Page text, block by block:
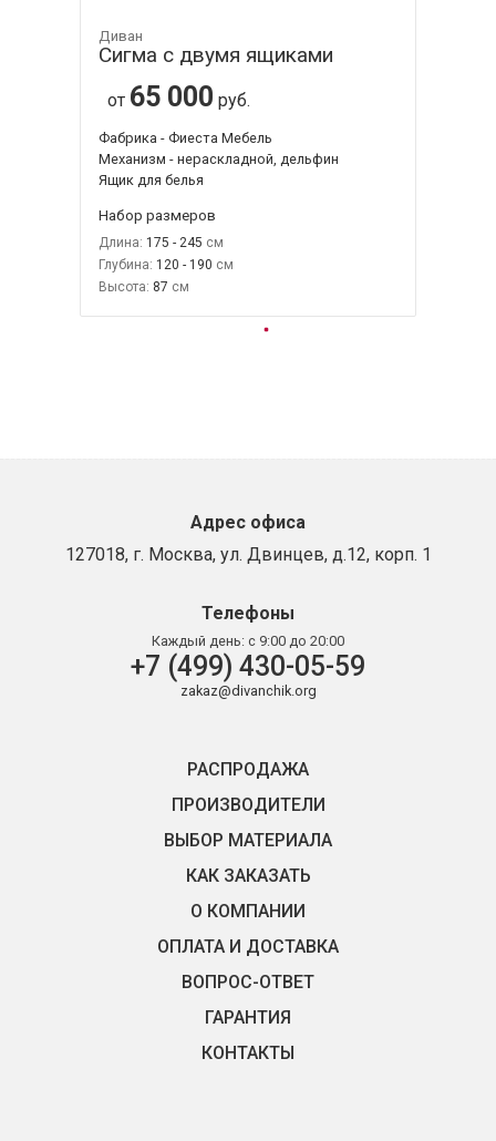
Диван
Сигма с двумя ящиками
от 65 000 руб.
Фабрика - Фиеста Мебель
Механизм - нераскладной, дельфин
Ящик для белья
Набор размеров
Длина: 175 - 245
Глубина: 120 - 190
Высота: 87
Адрес офиса
127018, г. Москва, ул. Двинцев, д.12, корп. 1
Телефоны
Каждый день: с 9:00 до 20:00
+7 (499) 430-05-59
zakaz@divanchik.org
РАСПРОДАЖА
ПРОИЗВОДИТЕЛИ
ВЫБОР МАТЕРИАЛА
КАК ЗАКАЗАТЬ
О КОМПАНИИ
ОПЛАТА И ДОСТАВКА
ВОПРОС-ОТВЕТ
ГАРАНТИЯ
КОНТАКТЫ